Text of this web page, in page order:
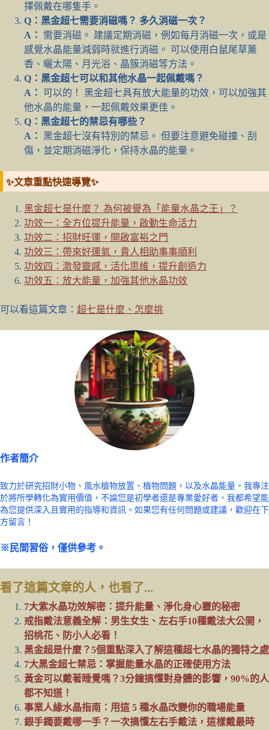
擇佩戴在哪隻手。
Q：黑金超七需要消磁嗎？ 多久消磁一次？
A：
需要消磁。 建議定期消磁，例如每月消磁一次，或是
感覺水晶能量減弱時就進行消磁。 可以使用白鼠尾草薰
香、曬太陽、月光浴、晶簇消磁等方法。
Q：黑金超七可以和其他水晶一起佩戴嗎？
A：
可以的！ 黑金超七具有放大能量的功效，可以加強其
他水晶的能量，一起佩戴效果更佳。
Q：黑金超七的禁忌有哪些？
A：
黑金超七沒有特別的禁忌。 但要注意避免碰撞、刮
傷，並定期消磁淨化，保持水晶的能量。
✨文章重點快速導覽✨
黑金超七是什麼？ 為何被譽為「能量水晶之王」？
功效一：全方位提升能量，啟動生命活力
功效二：招財旺運，開啟富裕之門
功效三：帶來好運氣，貴人相助事事順利
功效四：激發靈感，活化思維，提升創造力
功效五：放大能量，加強其他水晶功效
可以看這篇文章： 超七是什麼、怎麼挑
作者簡介
致力於研究招財小物、風水植物放置、植物問題，以及水晶能量。我專注
於將所學轉化為實用價值，不論您是初學者還是專業愛好者，我都希望能
為您提供深入且實用的指導和資訊。如果您有任何問題或建議，歡迎在下
方留言！
※民間習俗，僅供參考。
看了這篇文章的人，也看了...
7大紫水晶功效解密：提升能量、淨化身心靈的秘密
戒指戴法意義全解：男生女生、左右手10種戴法大公開，
招桃花、防小人必看！
黑金超是什麼？5個重點深入了解這種超七水晶的獨特之處
7大黑金超七禁忌：掌握能量水晶的正確使用方法
黃金可以戴著睡覺嗎？3分鐘搞懂對身體的影響，90%的人
都不知道！
事業人緣水晶指南：用這 5 種水晶改變你的職場能量
銀手鐲要戴哪一手？一次搞懂左右手戴法，這樣戴最時